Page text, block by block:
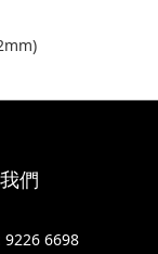
們
6698